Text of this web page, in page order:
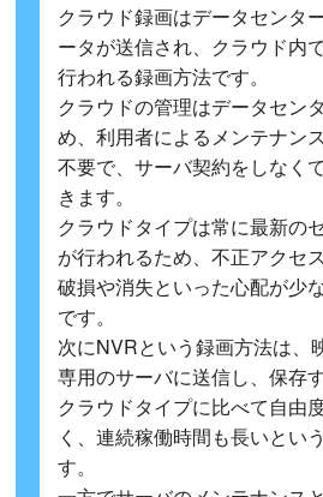
クラウド録画はデータセンタ
ータが送信され、クラウド内
行われる録画方法です。
クラウドの管理はデータセン
め、利用者によるメンテナン
不要で、サーバ契約をしなく
きます。
クラウドタイプは常に最新の
が行われるため、不正アクセ
破損や消失といった心配が少
です。
次にNVRという録画方法は、
専用のサーバに送信し、保存
クラウドタイプに比べて自由
く、連続稼働時間も長いとい
す。